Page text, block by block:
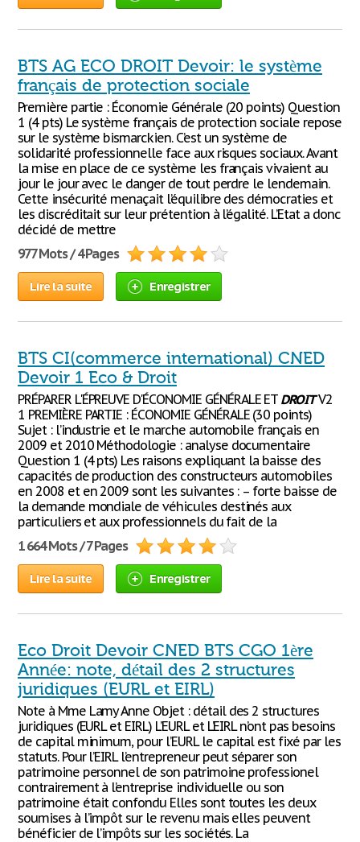
BTS AG ECO DROIT Devoir: le système
français de protection sociale
Première partie : Économie Générale (20 points) Question
1 (4 pts) Le système français de protection sociale repose
sur le système bismarckien. C’est un système de
solidarité professionnelle face aux risques sociaux. Avant
la mise en place de ce système les français vivaient au
jour le jour avec le danger de tout perdre le lendemain.
Cette insécurité menaçait l’équilibre des démocraties et
les discréditait sur leur prétention à l’égalité. L’Etat a donc
décidé de mettre
977 Mots / 4 Pages
Lire la suite Enregistrer
BTS CI(commerce international) CNED
Devoir 1 Eco & Droit
PRÉPARER L'ÉPREUVE D'ÉCONOMIE GÉNÉRALE ET DROITV2
1 PREMIÈRE PARTIE : ÉCONOMIE GÉNÉRALE (30 points)
Sujet : l’industrie et le marche automobile français en
2009 et 2010 Méthodologie : analyse documentaire
Question 1 (4 pts) Les raisons expliquant la baisse des
capacités de production des constructeurs automobiles
en 2008 et en 2009 sont les suivantes : – forte baisse de
la demande mondiale de véhicules destinés aux
particuliers et aux professionnels du fait de la
1 664 Mots / 7 Pages
Lire la suite Enregistrer
Eco Droit Devoir CNED BTS CGO 1ère
Année: note, détail des 2 structures
juridiques (EURL et EIRL)
Note à Mme Lamy Anne Objet : détail des 2 structures
juridiques (EURL et EIRL) L’EURL et L’EIRL n’ont pas besoins
de capital minimum, pour l’EURL le capital est fixé par les
statuts. Pour l’EIRL l’entrepreneur peut séparer son
patrimoine personnel de son patrimoine professionel
contrairement à l’entreprise individuelle ou son
patrimoine était confondu Elles sont toutes les deux
soumises à l’impôt sur le revenu mais elles peuvent
bénéficier de l’impôts sur les sociétés. La